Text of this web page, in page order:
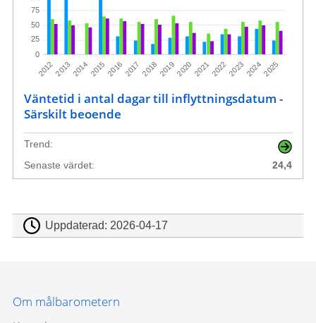
201220132014201520162017 20182019202020212022202320242025
0
25
50
75
Väntetid i antal dagar till inflyttningsdatum -
Särskilt beoende
Trend:
Senaste värdet:
24,4
Uppdaterad: 2026-04-17
Om målbarometern